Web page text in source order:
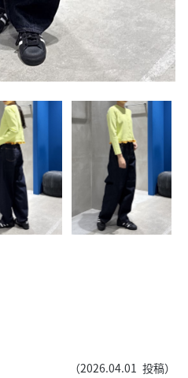
（2026.04.01 投稿）